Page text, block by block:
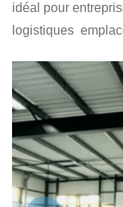
idéal pour
logistiques 